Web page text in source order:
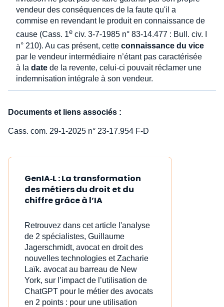
vendeur des conséquences de la faute qu'il a
commise en revendant le produit en connaissance de
cause (Cass. 1e civ. 3-7-1985 n° 83-14.477 : Bull. civ. I
n° 210). Au cas présent, cette connaissance du vice
par le vendeur intermédiaire n’étant pas caractérisée
à la date de la revente, celui-ci pouvait réclamer une
indemnisation intégrale à son vendeur.
Documents et liens associés :
Cass. com. 29-1-2025 n° 23-17.954 F-D
GenIA‑L : La transformation
des métiers du droit et du
chiffre grâce à l’IA
Retrouvez dans cet article l'analyse
de 2 spécialistes, Guillaume
Jagerschmidt, avocat en droit des
nouvelles technologies et Zacharie
Laïk. avocat au barreau de New
York, sur l’impact de l’utilisation de
ChatGPT pour le métier des avocats
en 2 points : pour une utilisation